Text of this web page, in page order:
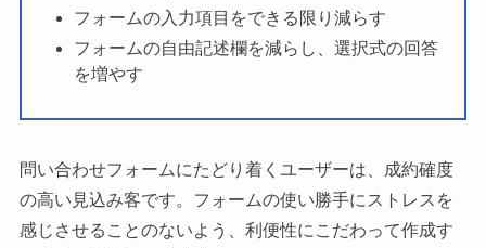
フォームの入力項目をできる限り減らす
フォームの自由記述欄を減らし、選択式の回答
を増やす
問い合わせフォームにたどり着くユーザーは、成約確度
の高い見込み客です。フォームの使い勝手にストレスを
感じさせることのないよう、利便性にこだわって作成す